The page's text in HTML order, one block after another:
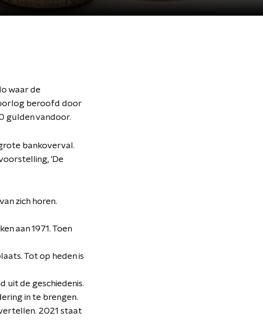
waar de
beroofd door
gulden vandoor.
bankoverval.
'De
zich horen.
aan 1971. Toen
Tot op heden is
uit de geschiedenis.
in te brengen.
2021 staat